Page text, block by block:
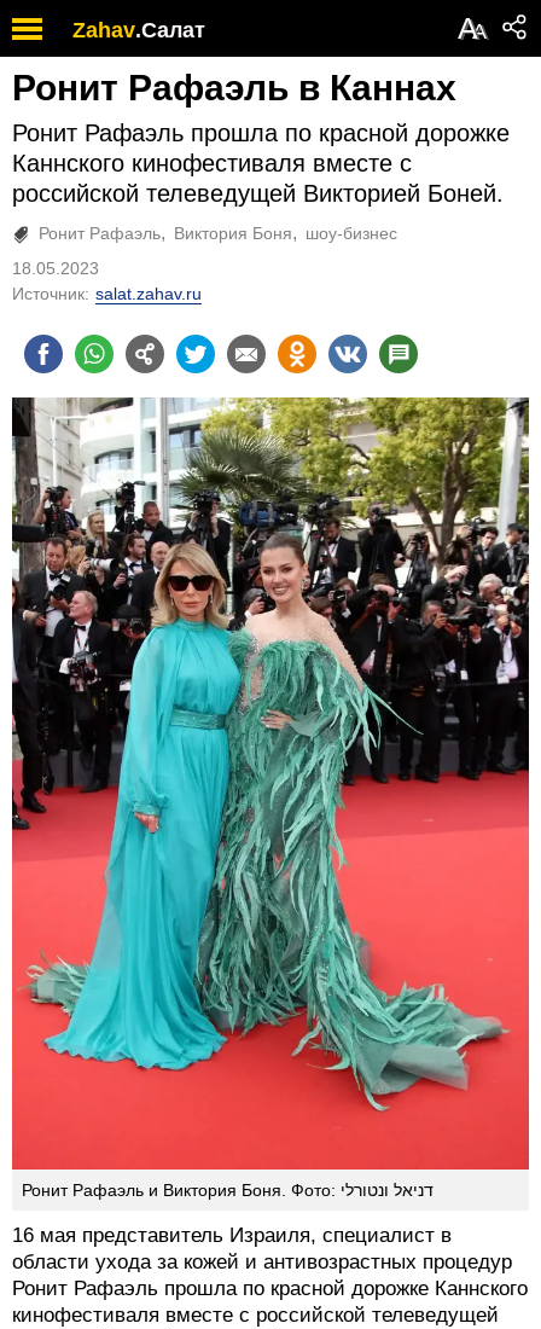
Zahav.Салат АА
Ронит Рафаэль в Каннах
Ронит Рафаэль прошла по красной дорожке
Каннского кинофестиваля вместе с
российской телеведущей Викторией Боней.
Ронит Рафаэль Виктория Боня
шоу-бизнес
18.05.2023
Источник: salat.zahav.ru
Ронит Рафаэль и Виктория Боня. Фото: דניאל ונטורלי
16 мая представитель Израиля, специалист в
области ухода за кожей и антивозрастных процедур
Ронит Рафаэль прошла по красной дорожке Каннского
кинофестиваля вместе с российской телеведущей